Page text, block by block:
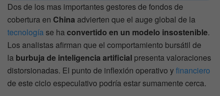
Dos de los mas importantes gestores de fondos de
cobertura en China advierten que el auge global de la
tecnologíase haconvertido en un modelo insostenible.
Los analistas afirman que el comportamiento bursátil de
la burbuja de inteligencia artificial presenta valoraciones
distorsionadas. El punto de inflexión operativo yfinanciero
de este ciclo especulativo podría estar sumamente cerca.